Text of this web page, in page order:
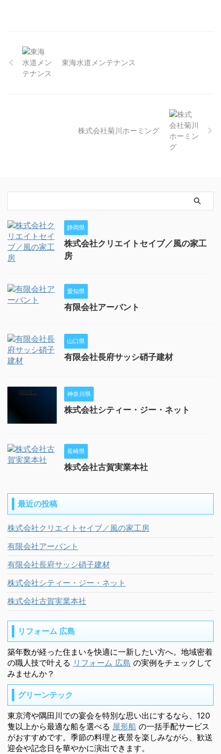
東海水道メンテナンス
株式会社菊川ホーミング
静岡県
株式会社クリエイトセイブ／風の家工
房
愛知県
有限会社アーバント
山口県
有限会社長府サッシ硝子建材
神奈川県
株式会社シティー・ジー・ネット
長崎県
株式会社古賀実業本社
最近の投稿
株式会社クリエイトセイブ／風の家工房
有限会社アーバント
有限会社長府サッシ硝子建材
株式会社シティー・ジー・ネット
株式会社古賀実業本社
リフォーム 広島
築年数が経った住まいを快適に一新したい方へ。地域密着
の職人技で叶える リフォーム 広島 の実例をチェックして
みませんか？
グリーンテック
東京湾や隅田川での宴会を特別な思い出にするなら、120
隻以上から最適な船を選べる 屋形船 の一括手配サービス
がおすすめです。季節の料理と夜景を楽しみながら、歓送
迎会や記念日を華やかに演出できます。